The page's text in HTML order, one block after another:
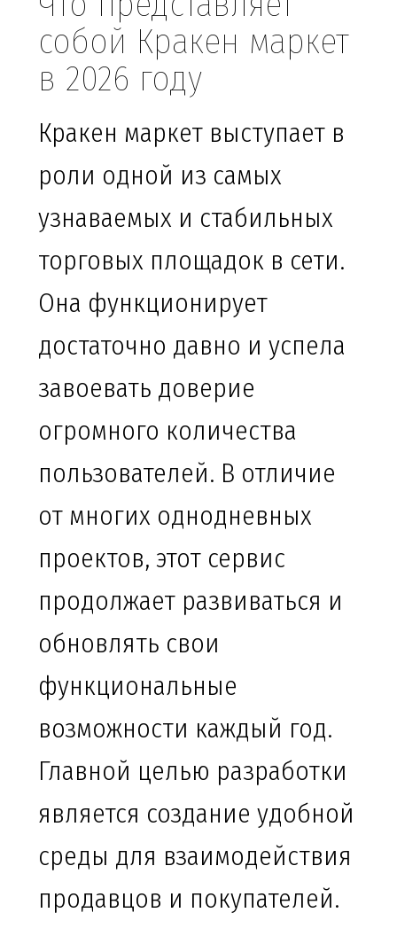
собой Кракен маркет
в 2026 году
Кракен маркет выступает в
роли одной из самых
узнаваемых и стабильных
торговых площадок в сети.
Она функционирует
достаточно давно и успела
завоевать доверие
огромного количества
пользователей. В отличие
от многих однодневных
проектов, этот сервис
продолжает развиваться и
обновлять свои
функциональные
возможности каждый год.
Главной целью разработки
является создание удобной
среды для взаимодействия
продавцов и покупателей.